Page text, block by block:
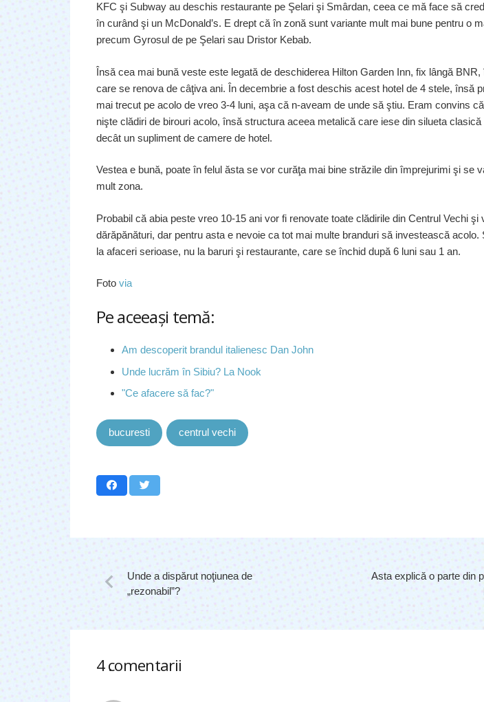
KFC şi Subway au deschis restaurante pe Şelari şi Smârdan, ceea ce mă face să
în curând şi un McDonald’s. E drept că în zonă sunt variante mult mai bune pentru o
precum Gyrosul de pe Şelari sau Dristor Kebab.
Însă cea mai bună veste este legată de deschiderea Hilton Garden Inn, fix lângă
care se renova de câţiva ani. În decembrie a fost deschis acest hotel de 4 stele, însă
mai trecut pe acolo de vreo 3-4 luni, aşa că n-aveam de unde să ştiu. Eram convins
nişte clădiri de birouri acolo, însă structura aceea metalică care iese din silueta clasică
decât un supliment de camere de hotel.
Vestea e bună, poate în felul ăsta se vor curăţa mai bine străzile din împrejurimi şi se
mult zona.
Probabil că abia peste vreo 10-15 ani vor fi renovate toate clădirile din Centrul Vechi şi
dărăpănături, dar pentru asta e nevoie ca tot mai multe branduri să investească acolo.
la afaceri serioase, nu la baruri şi restaurante, care se închid după 6 luni sau 1 an.
Foto via
Pe aceeaşi temă:
Am descoperit brandul italienesc Dan John
Unde lucrăm în Sibiu? La Nook
"Ce afacere să fac?"
bucuresti centrul vechi
Unde a dispărut noţiunea de
„rezonabil”?
Asta explică o parte din
4comentarii
.